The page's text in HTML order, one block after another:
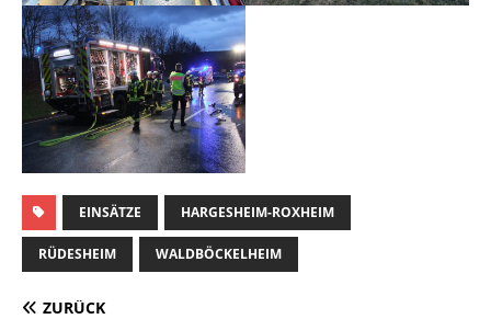
EINSÄTZE HARGESHEIM-ROXHEIM
RÜDESHEIM WALDBÖCKELHEIM
ZURÜCK